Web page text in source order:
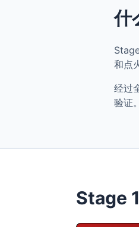
什
和点
经过
验证
Stage